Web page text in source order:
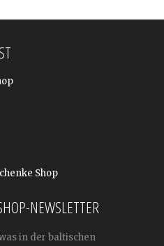
Shop
NEWSLETTER
in der baltischen